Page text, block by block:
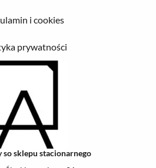
i cookies
prywatności
so sklepu stacionarnego